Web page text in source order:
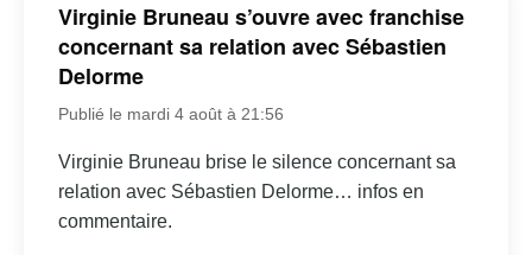
Virginie Bruneau s’ouvre avec franchise
concernant sa relation avec Sébastien
Delorme
Publié le mardi 4 août à 21:56
Virginie Bruneau brise le silence concernant sa
relation avec Sébastien Delorme… infos en
commentaire.